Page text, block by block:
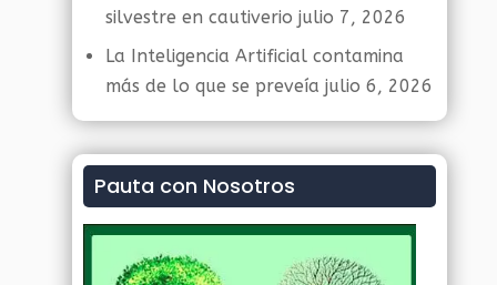
silvestre en cautiverio julio 7, 2026
La Inteligencia Artificial contamina
más de lo que se preveía julio 6, 2026
Pauta con Nosotros